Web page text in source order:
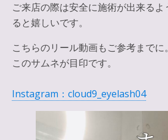
ご来店の際は安全に施術が出来る
ると嬉しいです。
こちらのリール動画もご参考までに。
このサムネが目印です。
Instagram：cloud9_eyelash04